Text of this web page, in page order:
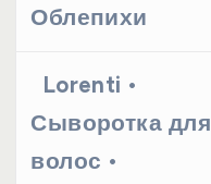
Облепихи
Lorenti •
Сыворотка для
волос •